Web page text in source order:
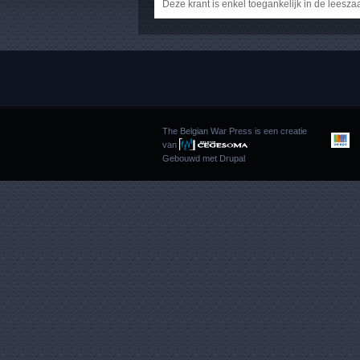
Deze krant is enkel toegankelijk in de
The Belgian War Press is een creatie
van
Gebouwd met Drupal